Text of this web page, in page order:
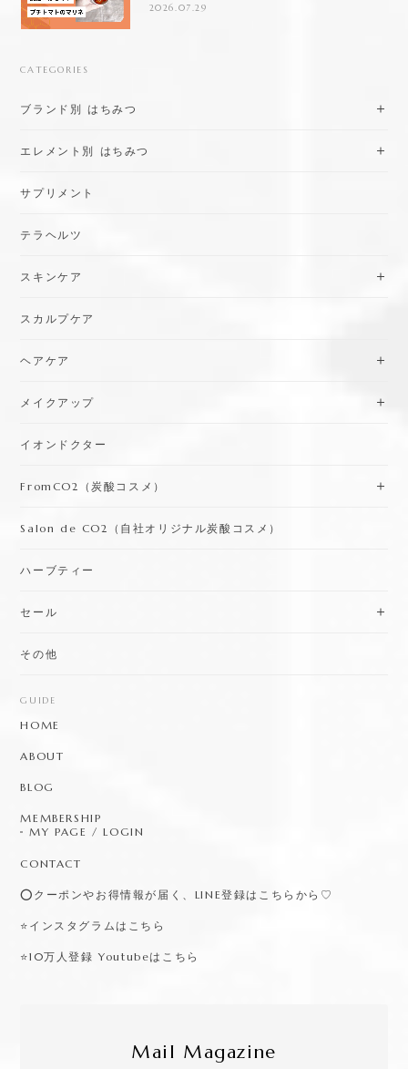
2026.07.29
CATEGORIES
ブランド別 はちみつ
エレメント別 はちみつ
サプリメント
テラヘルツ
スキンケア
スカルプケア
ヘアケア
メイクアップ
イオンドクター
FromCO2（炭酸コスメ）
Salon de CO2（自社オリジナル炭酸コスメ）
ハーブティー
セール
その他
GUIDE
HOME
ABOUT
BLOG
MEMBERSHIP
MY PAGE / LOGIN
CONTACT
⭕️クーポンやお得情報が届く、LINE登録はこちらから♡
⭐️インスタグラムはこちら
⭐️10万人登録 Youtubeはこちら
Mail Magazine